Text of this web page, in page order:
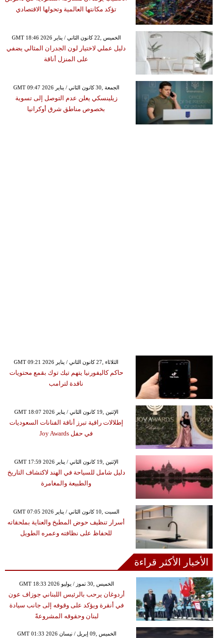
تؤكد مكانتها العالمية وتحولها الاقتصادي
GMT 18:46 2026 الخميس ,22 كانون الثاني / يناير
دليل عملي لاختيار لون الجدران المثالي يضفي
على المنزل أناقة
GMT 09:47 2026 الجمعة ,30 كانون الثاني / يناير
زيلينسكي يعلن عدم التوصل إلى تسوية
بخصوص مناطق شرق أوكرانيا
GMT 09:21 2026 الثلاثاء ,27 كانون الثاني / يناير
حاكم كاليفورنيا يتهم تيك توك بقمع محتويات
ناقدة لترامب
GMT 18:07 2026 الإثنين ,19 كانون الثاني / يناير
إطلالات راقية تبرز أناقة الفنانات السعوديات
في حفل Joy Awards
GMT 17:59 2026 الإثنين ,19 كانون الثاني / يناير
دليل شامل للسياحة في الهند لاكتشاف التاريخ
والطبيعة والمغامرة
GMT 07:05 2026 السبت ,10 كانون الثاني / يناير
أسرار تنظيف حوض المطبخ والعناية بملحقاته
للحفاظ على نظافته وعمره الطويل
الأخبار الأكثر قراءة
GMT 18:33 2026 الخميس ,30 تموز / يوليو
أردوغان يرحب بالرئيس اللبناني جوزاف عون
في أنقرة ويؤكد على وقوفه إلى جانب سيادة
لبنان وحقوقه المشروعةً
GMT 01:33 2026 الخميس ,09 إبريل / نيسان